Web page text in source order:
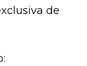
de